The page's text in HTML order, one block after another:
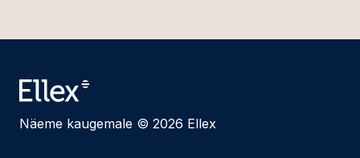
Näeme kaugemale © 2026 Ellex